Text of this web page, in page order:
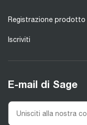
Registrazione prodotto
Iscriviti
E-mail di Sage